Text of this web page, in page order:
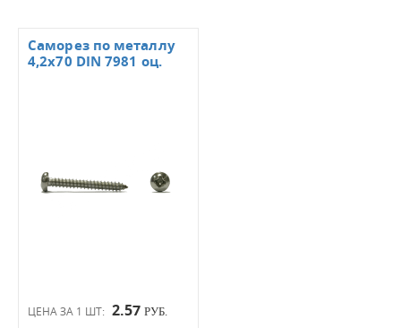
ЦЕНА ЗА 1 ШТ: 2.57 РУБ.
Саморез по металлу
4,2х70 DIN 7981 оц.